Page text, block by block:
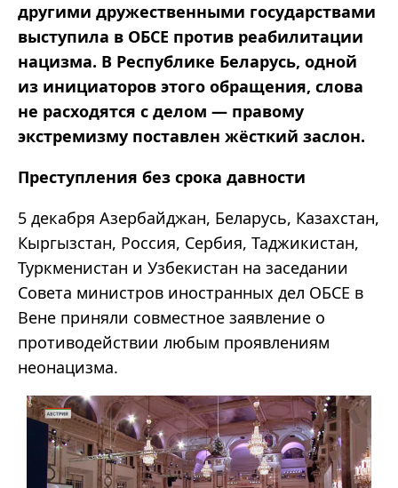
другими дружественными государствами
выступила в ОБСЕ против реабилитации
нацизма. В Республике Беларусь, одной
из инициаторов этого обращения, слова
не расходятся с делом — правому
экстремизму поставлен жёсткий заслон.
Преступления без срока давности
5 декабря Азербайджан, Беларусь, Казахстан,
Кыргызстан, Россия, Сербия, Таджикистан,
Туркменистан и Узбекистан на заседании
Совета министров иностранных дел ОБСЕ в
Вене приняли совместное заявление о
противодействии любым проявлениям
неонацизма.